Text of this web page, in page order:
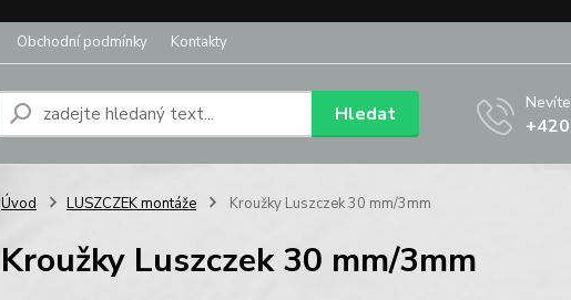
Obchodní podmínky Kontakty
Hledat
Úvod LUSZCZEK montáže Kroužky Luszczek 30 mm/3mm
Kroužky Luszczek 30 mm/3mm